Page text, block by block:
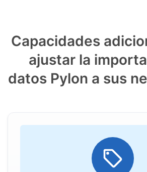
Capacidades
ajustar la
datos Pylon a sus